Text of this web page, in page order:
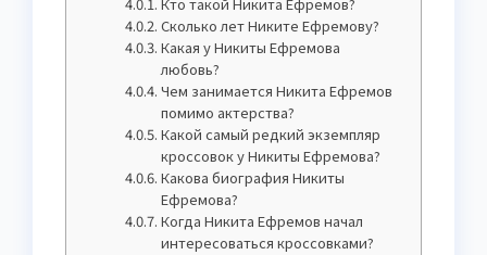
Сколько лет Никите Ефремову?
Какая у Никиты Ефремова
любовь?
Чем занимается Никита Ефремов
помимо актерства?
Какой самый редкий экземпляр
кроссовок у Никиты Ефремова?
Какова биография Никиты
Ефремова?
Когда Никита Ефремов начал
интересоваться кроссовками?